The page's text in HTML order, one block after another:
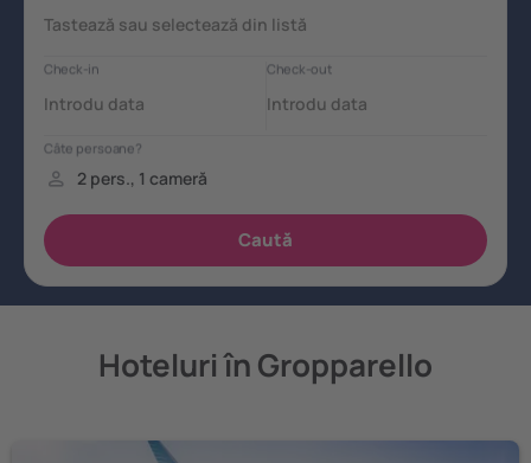
Hoteluri în Gropparello